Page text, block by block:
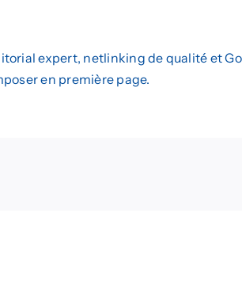
expert, netlinking de qualité et
en première page.